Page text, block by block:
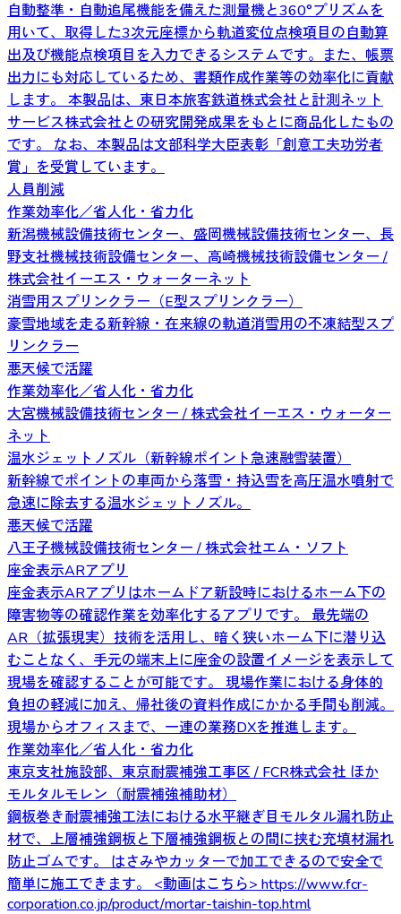
自動整準・自動追尾機能を備えた測量機と360°プリズムを
用いて、取得した3次元座標から軌道変位点検項目の自動算
出及び機能点検項目を入力できるシステムです。また、帳票
出力にも対応しているため、書類作成作業等の効率化に貢献
します。 本製品は、東日本旅客鉄道株式会社と計測ネット
サービス株式会社との研究開発成果をもとに商品化したもの
です。 なお、本製品は文部科学大臣表彰「創意工夫功労者
賞」を受賞しています。
人員削減
作業効率化／省人化・省力化
新潟機械設備技術センター、盛岡機械設備技術センター、長
野支社機械技術設備センター、高崎機械技術設備センター /
株式会社イーエス・ウォーターネット
消雪用スプリンクラー（E型スプリンクラー）
豪雪地域を走る新幹線・在来線の軌道消雪用の不凍結型スプ
リンクラー
悪天候で活躍
作業効率化／省人化・省力化
大宮機械設備技術センター / 株式会社イーエス・ウォーター
ネット
温水ジェットノズル（新幹線ポイント急速融雪装置）
新幹線でポイントの車両から落雪・持込雪を高圧温水噴射で
急速に除去する温水ジェットノズル。
悪天候で活躍
八王子機械設備技術センター / 株式会社エム・ソフト
座金表示ARアプリ
座金表示ARアプリはホームドア新設時におけるホーム下の
障害物等の確認作業を効率化するアプリです。 最先端の
AR（拡張現実）技術を活用し、暗く狭いホーム下に潜り込
むことなく、手元の端末上に座金の設置イメージを表示して
現場を確認することが可能です。 現場作業における身体的
負担の軽減に加え、帰社後の資料作成にかかる手間も削減。
現場からオフィスまで、一連の業務DXを推進します。
作業効率化／省人化・省力化
東京支社施設部、東京耐震補強工事区 / FCR株式会社 ほか
モルタルモレン（耐震補強補助材）
鋼板巻き耐震補強工法における水平継ぎ目モルタル漏れ防止
材で、上層補強鋼板と下層補強鋼板との間に挟む充填材漏れ
防止ゴムです。 はさみやカッターで加工できるので安全で
簡単に施工できます。 <動画はこちら> https://www.fcr-
corporation.co.jp/product/mortar-taishin-top.html